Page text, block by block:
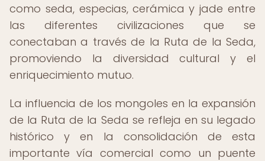
como seda, especias, cerámica y jade entre
las diferentes civilizaciones que se
conectaban a través de la Ruta de la Seda,
promoviendo la diversidad cultural y el
enriquecimiento mutuo.
La influencia de los mongoles en la expansión
de la Ruta de la Seda se refleja en su legado
histórico y en la consolidación de esta
importante vía comercial como un puente